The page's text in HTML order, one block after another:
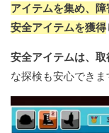
アイテムを集め、
安全アイテムを獲得
安全アイテムは、
な探検も安心できま